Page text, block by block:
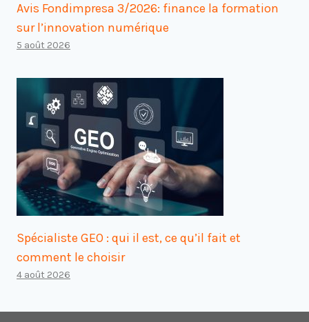
Avis Fondimpresa 3/2026: finance la formation
sur l’innovation numérique
5 août 2026
Spécialiste GEO : qui il est, ce qu’il fait et
comment le choisir
4 août 2026